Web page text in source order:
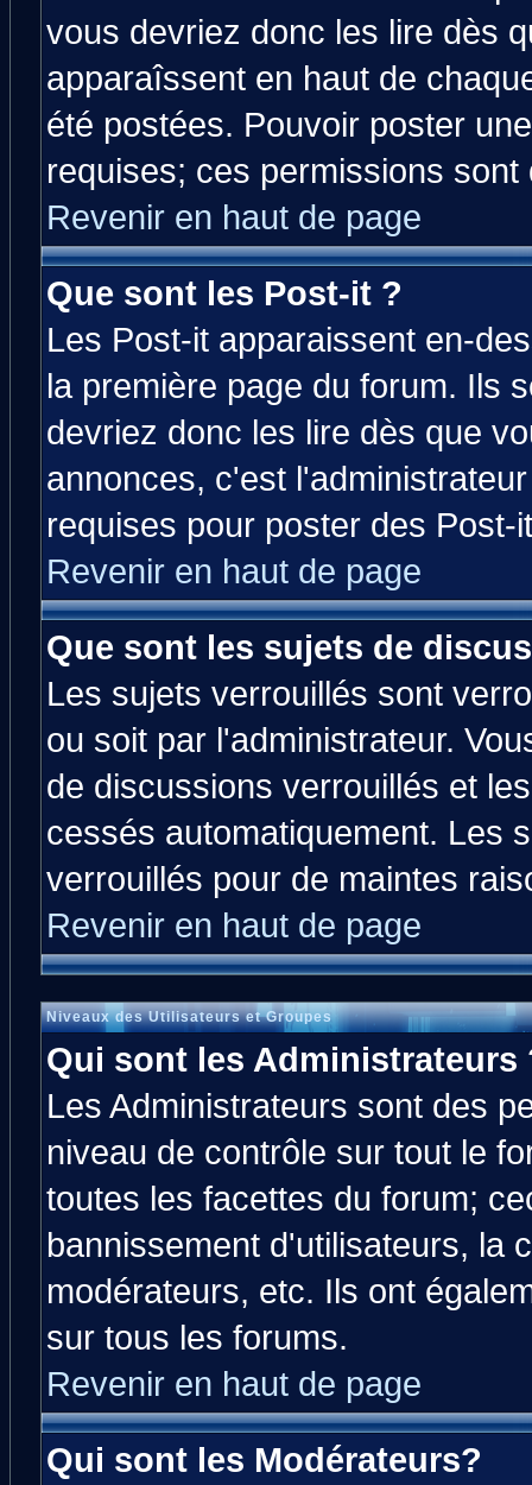
vous devriez donc les lire dès
apparaîssent en haut de
été postées. Pouvoir poster
requises; ces permissions
Revenir en haut de page
Que sont les Post-it ?
Les Post-it apparaissent en-
la première page du forum. Ils
devriez donc les lire dès que
annonces, c'est
requises pour poster des Post-
Revenir en haut de page
Que sont les sujets de
Les sujets verrouillés sont
ou soit par l'administrateur.
de discussions verrouillés et
cessés automatiquement. Les
verrouillés pour de maintes
Revenir en haut de page
Niveaux des Utilisateurs et Groupes
Qui sont les Administrateurs
Les Administrateurs sont des
niveau de contrôle sur tout le
toutes les facettes du forum;
bannissement d'utilisateurs, la
modérateurs, etc. Ils ont
sur tous les forums.
Revenir en haut de page
Qui sont les Modérateurs?